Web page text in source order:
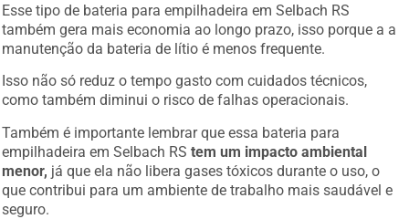
Esse tipo de bateria para empilhadeira em Selbach RS
também gera mais economia ao longo prazo, isso porque a a
manutenção da bateria de lítio é menos frequente.
Isso não só reduz o tempo gasto com cuidados técnicos,
como também diminui o risco de falhas operacionais.
Também é importante lembrar que essa bateria para
empilhadeira em Selbach RStem um impacto ambiental
menor, já que ela não libera gases tóxicos durante o uso, o
que contribui para um ambiente de trabalho mais saudável e
seguro.